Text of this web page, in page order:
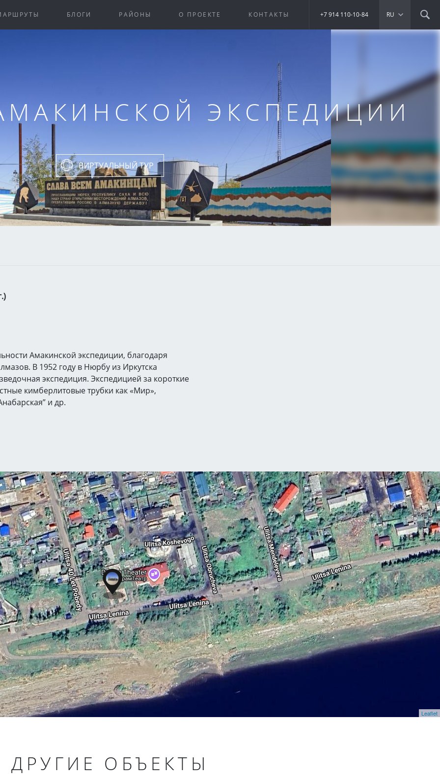
БЛОГИ РАЙОНЫ О ПРОЕКТЕ КОНТАКТЫ RU
+7 914 110-10-84
ЭКСПЕДИЦИИ
ВИРТУАЛЬНЫЙ ТУР
Амакинской экспедиции, благодаря
В 1952 году в Нюрбу из Иркутска
экспедиция. Экспедицией за короткие
кимберлитовые трубки как «Мир»,
и др.
Leaflet
ДРУГИЕ ОБЪЕКТЫ